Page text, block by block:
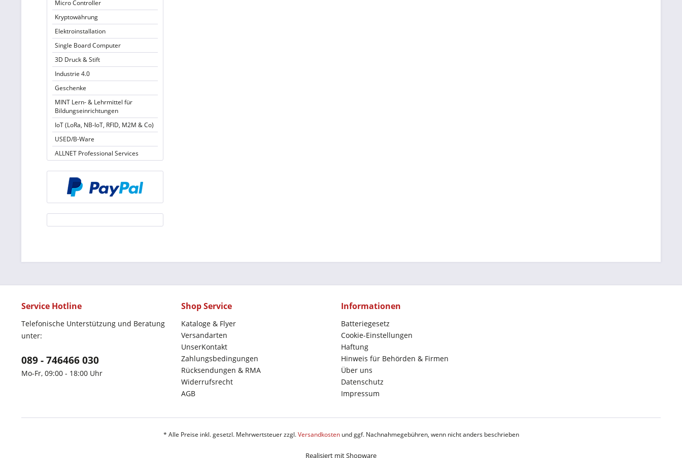
Micro Controller
Kryptowährung
Elektroinstallation
Single Board Computer
3D Druck & Stift
Industrie 4.0
Geschenke
MINT Lern- & Lehrmittel für
Bildungseinrichtungen
IoT (LoRa, NB-IoT, RFID, M2M & Co)
USED/B-Ware
ALLNET Professional Services
Service Hotline
Telefonische Unterstützung und Beratung
unter:
089 - 746466 030
Mo-Fr, 09:00 - 18:00 Uhr
Shop Service
Kataloge & Flyer
Versandarten
UnserKontakt
Zahlungsbedingungen
Rücksendungen & RMA
Widerrufsrecht
AGB
Informationen
Batteriegesetz
Cookie-Einstellungen
Haftung
Hinweis für Behörden & Firmen
Über uns
Datenschutz
Impressum
* Alle Preise inkl. gesetzl. Mehrwertsteuer zzgl.Versandkostenund ggf. Nachnahmegebühren, wenn nicht anders beschrieben
Realisiert mit Shopware